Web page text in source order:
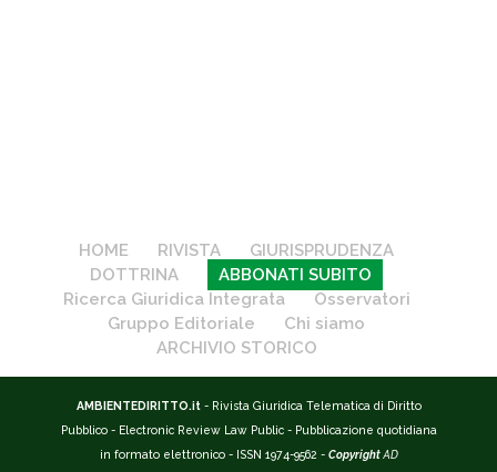
HOME RIVISTA
GIURISPRUDENZA
DOTTRINA
ABBONATI SUBITO
Ricerca Giuridica Integrata
Osservatori
Gruppo Editoriale
Chi siamo
ARCHIVIO STORICO
AMBIENTEDIRITTO.it - Rivista Giuridica Telematica di Diritto
Pubblico - Electronic Review Law Public - Pubblicazione quotidiana
in formato elettronico - ISSN 1974-9562 - Copyright AD